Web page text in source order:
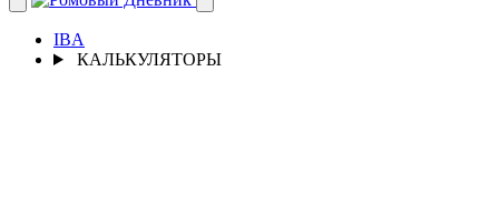
IBA
КАЛЬКУЛЯТОРЫ